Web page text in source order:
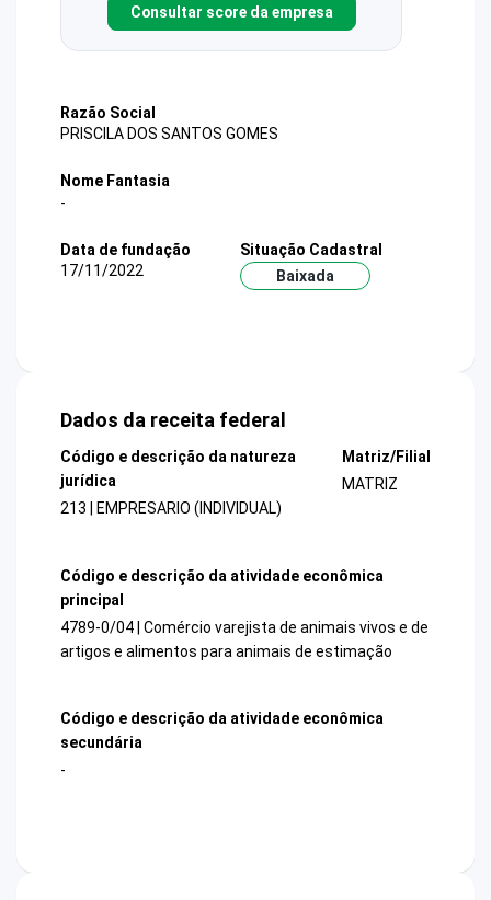
Consultar score da empresa
Razão Social
PRISCILA DOS SANTOS GOMES
Nome Fantasia
-
Data de fundação
17/11/2022
Situação Cadastral
Baixada
Dados da receita federal
Código e descrição da natureza
jurídica
213 | EMPRESARIO (INDIVIDUAL)
Matriz/Filial
MATRIZ
Código e descrição da atividade econômica
principal
4789-0/04 | Comércio varejista de animais vivos e de
artigos e alimentos para animais de estimação
Código e descrição da atividade econômica
secundária
-